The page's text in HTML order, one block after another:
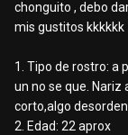
chonguito , debo
mis gustitos kkkkkk
1. Tipo de rostro: a
un no se que. Nariz
corto,algo
2. Edad: 22 aprox